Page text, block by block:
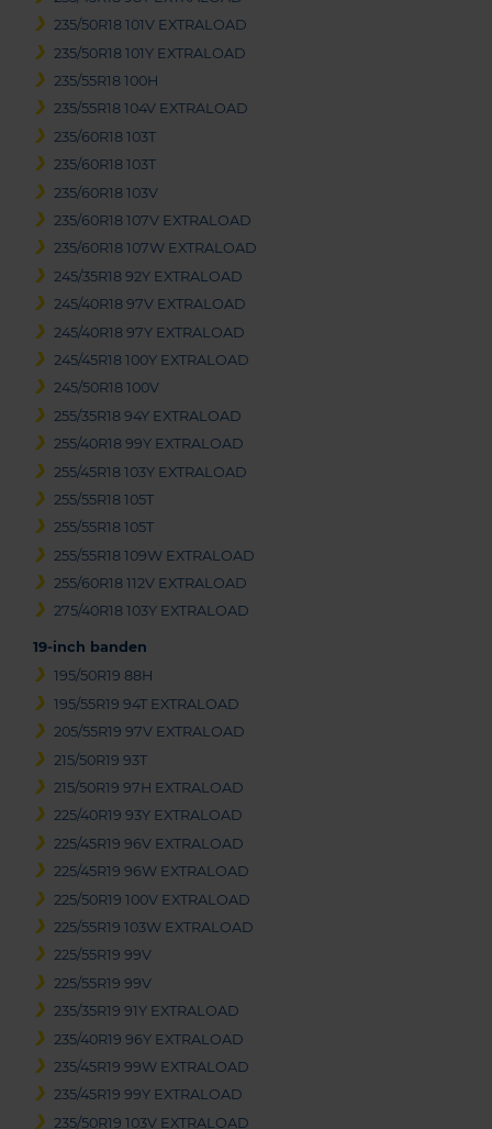
235/50R18 101V EXTRALOAD
235/50R18 101Y EXTRALOAD
235/55R18 100H
235/55R18 104V EXTRALOAD
235/60R18 103T
235/60R18 103T
235/60R18 103V
235/60R18 107V EXTRALOAD
235/60R18 107W EXTRALOAD
245/35R18 92Y EXTRALOAD
245/40R18 97V EXTRALOAD
245/40R18 97Y EXTRALOAD
245/45R18 100Y EXTRALOAD
245/50R18 100V
255/35R18 94Y EXTRALOAD
255/40R18 99Y EXTRALOAD
255/45R18 103Y EXTRALOAD
255/55R18 105T
255/55R18 105T
255/55R18 109W EXTRALOAD
255/60R18 112V EXTRALOAD
275/40R18 103Y EXTRALOAD
19-inch banden
195/50R19 88H
195/55R19 94T EXTRALOAD
205/55R19 97V EXTRALOAD
215/50R19 93T
215/50R19 97H EXTRALOAD
225/40R19 93Y EXTRALOAD
225/45R19 96V EXTRALOAD
225/45R19 96W EXTRALOAD
225/50R19 100V EXTRALOAD
225/55R19 103W EXTRALOAD
225/55R19 99V
225/55R19 99V
235/35R19 91Y EXTRALOAD
235/40R19 96Y EXTRALOAD
235/45R19 99W EXTRALOAD
235/45R19 99Y EXTRALOAD
235/50R19 103V EXTRALOAD